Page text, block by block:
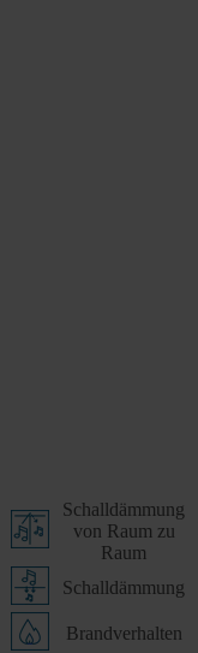
Schalldämmung
von Raum zu
Raum
Schalldämmung
Brandverhalten